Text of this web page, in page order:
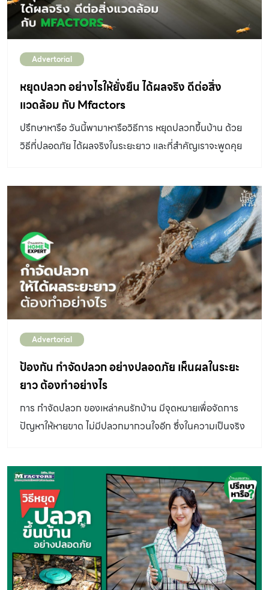
กลายเป็นการสร้างภาวะชักนำให้ดึงดูดให้มีปลวก มด หรือ
แมลงอื่นๆ เข้ามาสร้างความรำคาญ เจ้าของอาคารสถานที่
นั้นๆ และเลือกวิธีกำจัดและป้องกันแมลงหรือสัตว์รบกวนที่มี
ประสิทธิภาพ และไม่เป็นอันตรายต่อคน สัตว์เลี้ยงในบ้าน และ
สิ่งแวดล้อมรอบตัว หนึ่งในทางเลือกผู้ให้บริการ Pest
Management หรือบริหารจัดการแมลงที่สร้างความเสียหาย
แก่โครงสร้างกลุ่มปลวกหรือแมลงรำคาญ อย่าง Bug
People ให้ความสำคัญกับเทคโนโลยีที่นำมาบริหารจัดการ
เปลี่ยนแปลงของสิ่งต่าง ๆ ที่ส่งผลกระทบต่อปัญหาแมลงเหล่า
นี้ ไม่ว่าจะเป็น : Climate change ที่ทำให้แมลงแพร่พันธุ์ได้
เร็วขึ้น ระยะเวลาจากไข่ฟักเป็นตัวอ่อน และจากตัวอ่อนโตเป็น
ตัวเต็มวัยเร็วขึ้นมาก […]
Advertorial
หยุดปลวก อย่างไรให้ยั่งยืน ได้ผลจริง ดีต่อสิ่ง
แวดล้อม กับ Mfactors
ปรึกษาหารือ วันนี้พามาหารือวิธีการ หยุดปลวกขึ้นบ้าน ด้วย
วิธีที่ปลอดภัย ได้ผลจริงในระยะยาว และที่สำคัญเราจะพูดคุย
ปรึกษาหารือกับ กับ คุณเกรซ – วรรณฤดี ศรีเพ็ญ ผู้
เชี่ยวชาญจาก Mfactors ผู้ให้บริการจำกัดปลวก ครบวงจร
ที่ใช้ระบบฝังเหยื่อระบบ Sentricon 100% และใช้เทคโนโลยี
เข้ามาบริการลูกบ้านทุกหลัง เพื่อผลลัพธ์ที่ยั่งยืนที่สุด วิธีการ
หยุดปลวกขึ้นบ้าน ที่ได้ผลจริง ในระยะยาว การหยุดปลวกขึ้น
บ้านให้ยั่งยืนในรูปแบบแรก คือการกำจัดปลวกให้ได้ผลจริง
โดยการเลือกใช้ระบบการกำจัดปลวกที่มั่นใจได้ว่าปลวกจะตาย
นางพญาของแต่ละรังให้ได้ โดยเราสามารถทำได้โดยการกำจัด
ปลวกงานที่ออกมาหาอาหาร ด้วยการวางเหยื่อ ระบบการฝัง
เหยื่อ จึงเป็นทางเลือกของการกำจัดปลวกที่น่าสนใจ เพราะ
มั่นใจได้ว่า ช่วยหยุดปลวกได้ 100% จากการผสมสารยับยั้ง
การลอกคราบเข้าไปในสถานีฝังเหยื่อ ทำให้ปลวกไม่สามารถ
ลอกคราบได้สำเร็จ และค่อย ๆ ลดจำนวน จนรังปลวกนั้น ๆ
หารือ วิธีหยุดปลวกขึ้นบ้าน อย่างปลอดภัย) การกำจัดปลวก
ด้วยการฝังเหยื่อปลวกนั้นมีข้อดีคือ มีมาตรฐานความ
ปลอดภัยสูง ติดตั้งง่าย ไร้กลิ่นรบกวน […]
Advertorial
ป้องกัน กำจัดปลวก อย่างปลอดภัย เห็นผลในระยะ
ยาว ต้องทำอย่างไร
การ กำจัดปลวก ของเหล่าคนรักบ้าน มีจุดหมายเพื่อจัดการ
ปัญหาให้หายขาด ไม่มีปลวกมากวนใจอีก ซึ่งในความเป็นจริง
กำจัดปลวก สามารถจัดการได้เฉพาะปลวกที่อยู่ในอาณาเขต
ของเรา ซึ่งทำให้ปลวกหายไปจริงในช่วงแรก แต่เมื่อเวลาผ่าน
ไป สารป้องกันเจือจางลง ปลวกรังใหม่ที่แอบอยู่รอบบ้านก็จะ
กลับมารุกรานเราอีกอยู่ดี ดังนั้น การกำจัดปลวกให้ได้ผล ไม่ใช่
เพียงเลือกสารกำจัดปลวกที่เด็ดขาด แต่จะต้องทำงานควบคู่
กับการตรวจสอบร่องรอยปลวกอย่างสม่ำเสมอ และดำเนิน
การโดยผู้เชี่ยวชาญเพื่อแก้ปัญหาให้ตรงจุดและไม่เกิดอันตราย